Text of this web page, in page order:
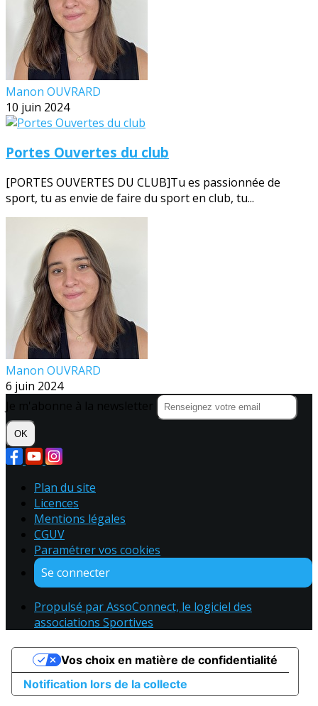
Manon OUVRARD
10 juin 2024
Portes Ouvertes du club
[PORTES OUVERTES DU CLUB]Tu es passionnée de
sport, tu as envie de faire du sport en club, tu...
Manon OUVRARD
6 juin 2024
OK
Plan du site
Licences
Mentions légales
CGUV
Paramétrer vos cookies
Se connecter
Propulsé par AssoConnect, le logiciel des
associations Sportives
Notification lors de la collecte
Vos choix en matière de confidentialité